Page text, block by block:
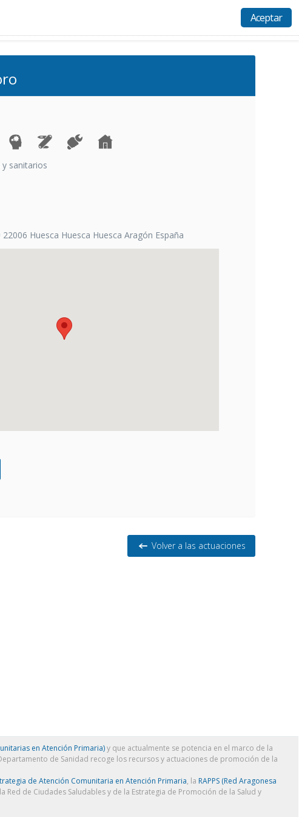
Aceptar
Acceso
sanitarios
22006 Huesca Huesca Huesca Aragón España
Volver a las actuaciones
en Atención Primaria)y que actualmente se potencia en el marco de la
de Sanidad recoge los recursos y actuaciones de promoción de la
de Atención Comunitaria en Atención Primaria, la RAPPS (Red Aragonesa
Red de Ciudades Saludables y de la Estrategia de Promoción de la Salud y